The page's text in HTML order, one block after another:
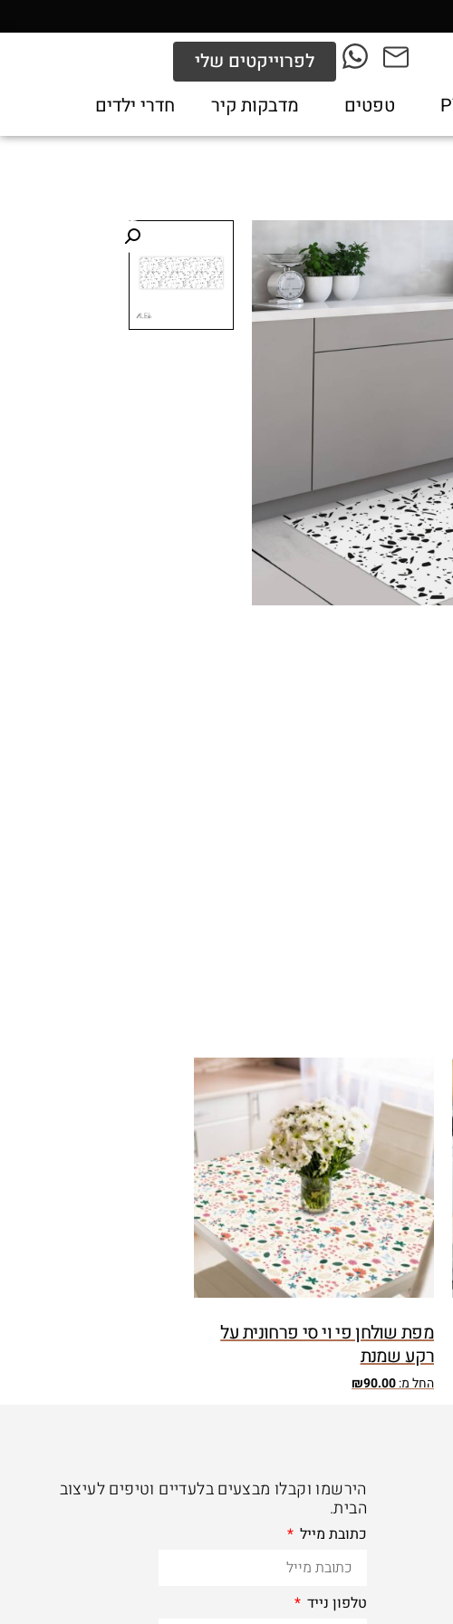
לפרוייקטים שלי
טפטים מדבקות קיר חדרי ילדים
מפת שולחן פי וי סי פרחונית על
רקע שמנת
החל מ: ₪90.00
הירשמו וקבלו מבצעים בלעדיים וטיפים לעיצוב
הבית.
כתובת מייל
טלפון נייד